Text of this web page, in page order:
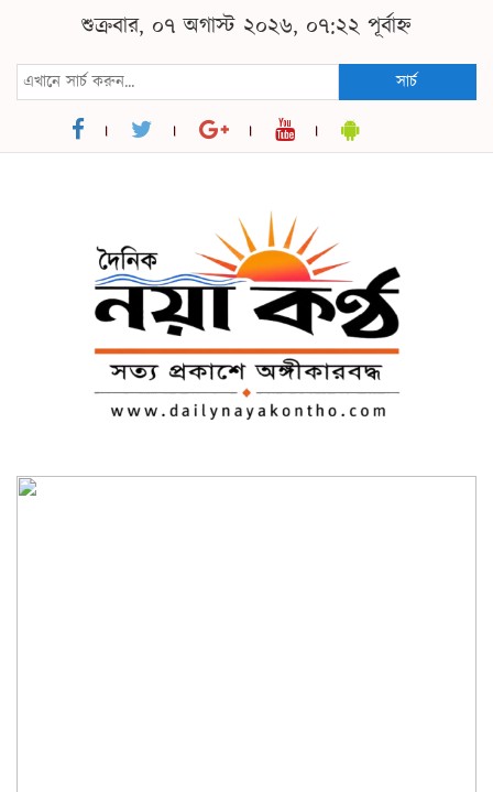
শুক্রবার, ০৭ অগাস্ট ২০২৬, ০৭:২২ পূর্বাহ্ন
সার্চ